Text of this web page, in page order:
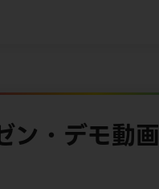
ン・デモ動画